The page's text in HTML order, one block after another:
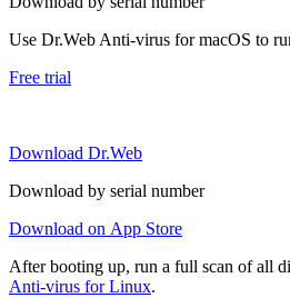
Use Dr.Web Anti-virus for macOS to
Free trial
Download Dr.Web
Download by serial number
Download on App Store
After booting up, run a full scan of all
Anti-virus for Linux.